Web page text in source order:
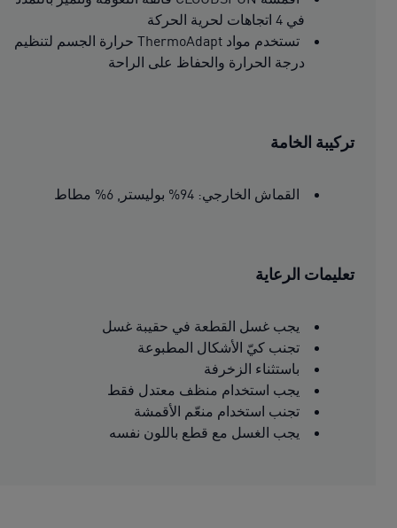
في 4 اتجاهات لحرية الحركة
تستخدم مواد ThermoAdapt حرارة الجسم لتنظيم
درجة الحرارة والحفاظ على الراحة
تركيبة الخامة
القماش الخارجي: 94% بوليستر, 6% مطاط
تعليمات الرعاية
يجب غسل القطعة في حقيبة غسل
تجنب كيّ الأشكال المطبوعة
باستثناء الزخرفة
يجب استخدام منظف معتدل فقط
تجنب استخدام منعّم الأقمشة
يجب الغسل مع قطع باللون نفسه